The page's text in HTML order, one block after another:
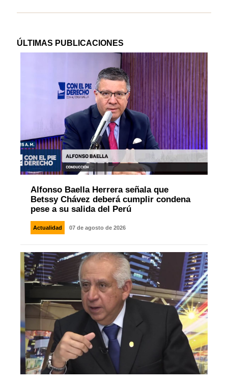
ÚLTIMAS PUBLICACIONES
Alfonso Baella Herrera señala que
Betssy Chávez deberá cumplir condena
pese a su salida del Perú
Actualidad 07 de agosto de 2026